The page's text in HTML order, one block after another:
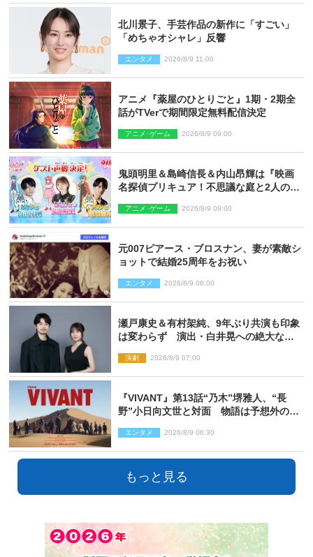
北川景子、手芸作品の新作に「すごい」
「めちゃオシャレ」反響
エンタメ 2026/8/9 11:00
アニメ『薬屋のひとりごと』1期・2期全
話がTVerで期間限定無料配信決定
アニメ･ゲーム 2026/8/9 09:00
鬼頭明里＆島崎信長＆内山昂輝は『映画
名探偵プリキュア！不思議な庭と2人の秘
アニメ･ゲーム 2026/8/9 09:00
元007ピアース・ブロスナン、妻が素敵シ
ョットで結婚25周年をお祝い
エンタメ 2026/8/9 08:00
瀬戸康史＆有村架純、9年ぶり共演も印象
は変わらず 演出・白井晃への絶大なる
演劇 2026/8/9 07:00
『VIVANT』第13話“乃木”堺雅人、“長
野”小日向文世と対面 物語は予想外の展
エンタメ 2026/8/9 06:30
もっと見る